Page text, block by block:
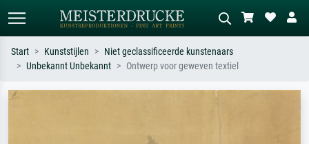
Start Kunststijlen
Niet geclassificeerde kunstenaars
Unbekannt Unbekannt
Ontwerp voor geweven textiel